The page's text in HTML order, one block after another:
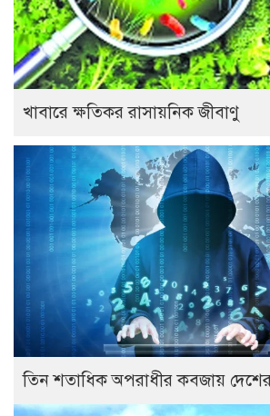
খাবারে ক্ষতিকর রাসায়নিক জীবাণু
তিন শতাধিক অপরাধীর কবজায়